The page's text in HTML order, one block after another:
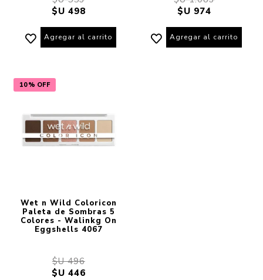
$U 498
Agregar al carrito
$U 974
Agregar al carrito
10% OFF
Wet n Wild Coloricon
Paleta de Sombras 5
Colores - Walinkg On
Eggshells 4067
$U 496
$U 446